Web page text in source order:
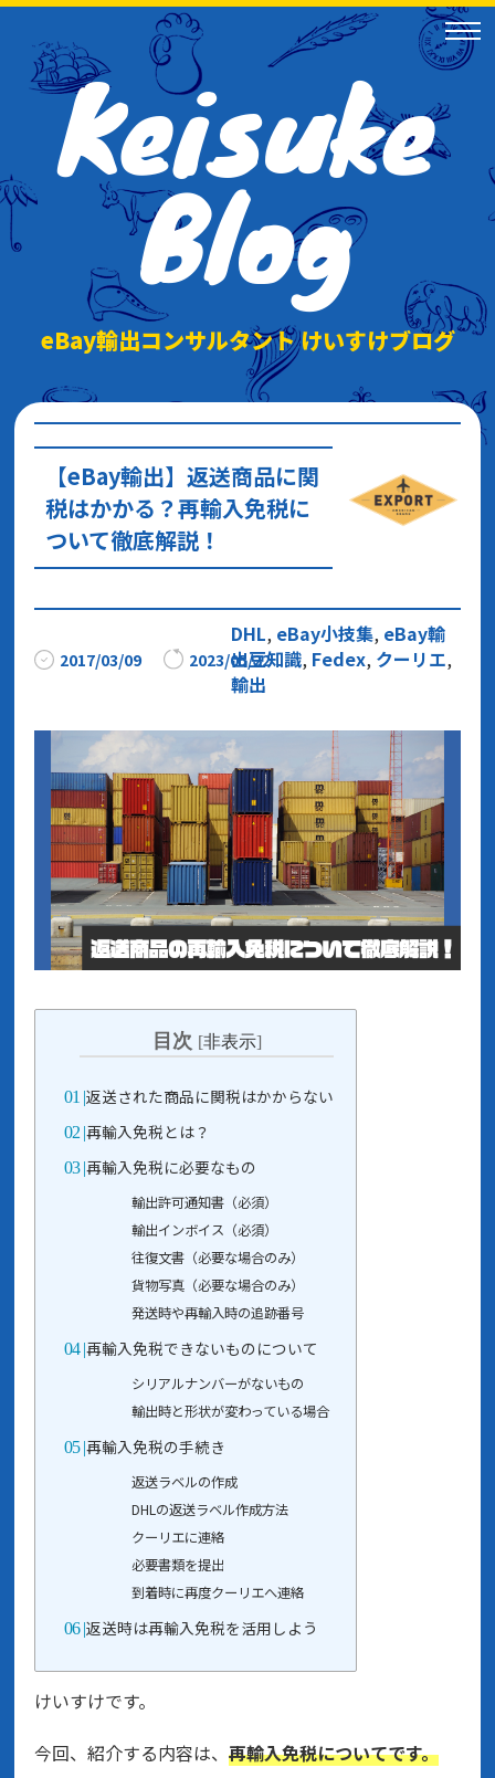
Keisuke
Blog
eBay輸出コンサルタント けいすけブログ
【eBay輸出】返送商品に関
税はかかる？再輸入免税に
ついて徹底解説！
2017/03/09 2023/05/22
DHL, eBay小技集, eBay輸
出豆知識, Fedex, クーリエ,
輸出
目次 [非表示]
返送された商品に関税はかからない
再輸入免税とは？
再輸入免税に必要なもの
輸出許可通知書（必須）
輸出インボイス（必須）
往復文書（必要な場合のみ）
貨物写真（必要な場合のみ）
発送時や再輸入時の追跡番号
再輸入免税できないものについて
シリアルナンバーがないもの
輸出時と形状が変わっている場合
再輸入免税の手続き
返送ラベルの作成
DHLの返送ラベル作成方法
クーリエに連絡
必要書類を提出
到着時に再度クーリエへ連絡
返送時は再輸入免税を活用しよう
けいすけです。
今回、紹介する内容は、再輸入免税についてです。